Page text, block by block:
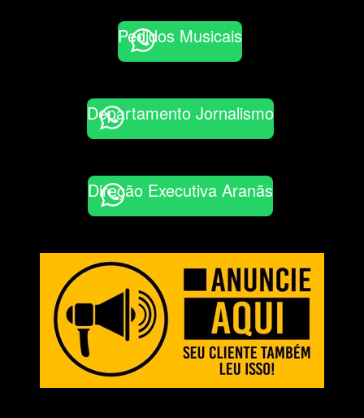
Pedidos Musicais
Departamento Jornalismo
Direção Executiva Aranãs